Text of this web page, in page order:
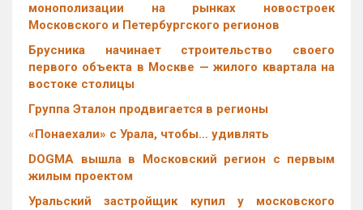
монополизации на рынках новостроек
Московского и Петербургского регионов
Брусника начинает строительство своего
первого объекта в Москве — жилого квартала на
востоке столицы
Группа Эталон продвигается в регионы
«Понаехали» с Урала, чтобы… удивлять
DOGMA вышла в Московский регион с первым
жилым проектом
Уральский застройщик купил у московского